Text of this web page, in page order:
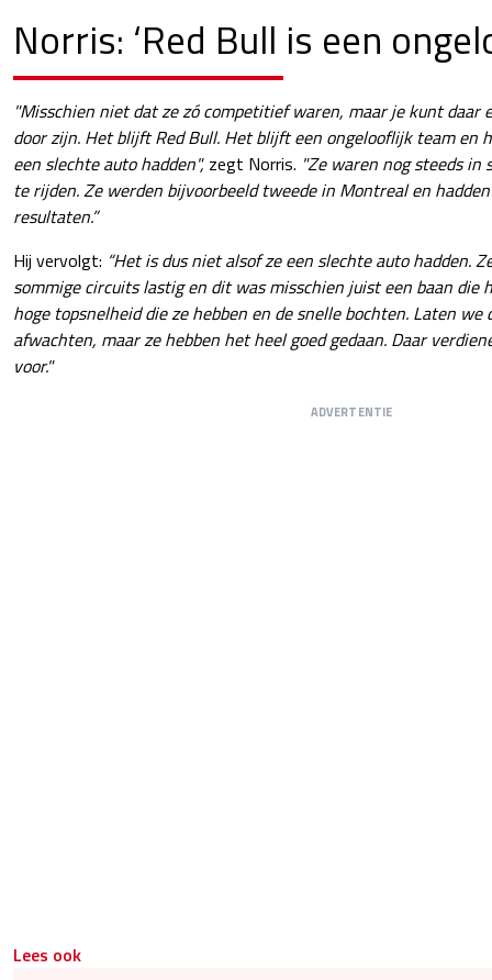
Norris: ‘Red Bull is een
"Misschien niet dat ze zó competitief waren, maar je kunt
door zijn. Het blijft Red Bull. Het blijft een ongelooflijk team en
een slechte auto hadden", zegt Norris. "Ze waren nog steeds in
te rijden. Ze werden bijvoorbeeld tweede in Montreal en
resultaten.”
Hij vervolgt: “Het is dus niet alsof ze een slechte auto hadden.
sommige circuits lastig en dit was misschien juist een baan die
hoge topsnelheid die ze hebben en de snelle bochten. Laten we
afwachten, maar ze hebben het heel goed gedaan. Daar
voor."
ADVERTENTIE
Lees ook